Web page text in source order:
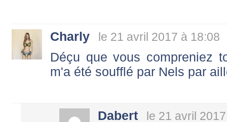
Charly le 21 avril 2017 à 18:08
Déçu que vous compreniez
m'a été soufflé par Nels par
Dabert le 21 avril